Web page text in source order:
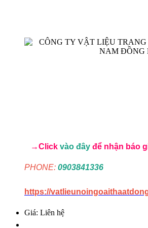
→Click vào đây để nhận báo
PHONE: 0903841336
https://
Giá: Liên hệ